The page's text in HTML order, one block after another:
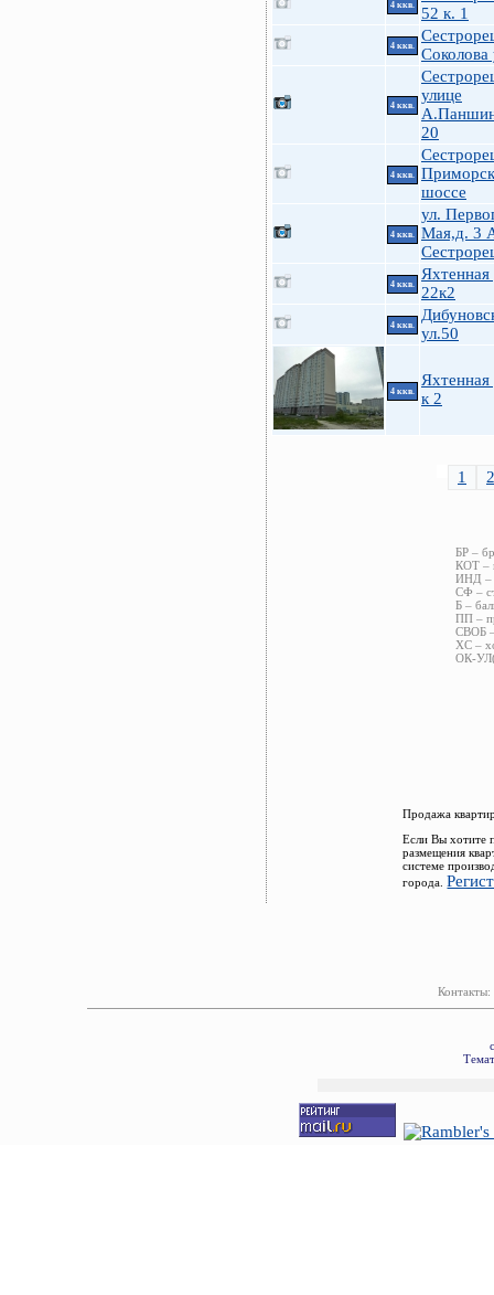
4 ккв.
52 к. 1
4 ккв.
Соколова
4 ккв.
улице
20
4 ккв.
шоссе
4 ккв.
ул.
Мая,д. 3
4 ккв.
Яхтенная
22к2
4 ккв.
ул.50
4 ккв.
Яхтенная
к 2
1 2
БР –
КОТ –
ИНД –
СФ –
Б –
ПП –
СВОБ –
ХС –
ОК-
Продажа
Если Вы хотите
размещения
системе
города.
Контакты: